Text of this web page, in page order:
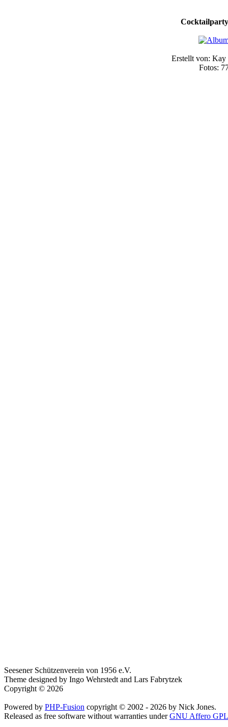
Erstellt von: Kay
Fotos:
Seesener Schützenverein von 1956 e.V.
Theme designed by Ingo Wehrstedt and Lars Fabrytzek
Copyright © 2026
Powered by PHP-Fusion copyright © 2002 - 2026 by Nick Jones.
Released as free software without warranties underGNU Affero GPL